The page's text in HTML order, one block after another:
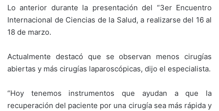
Lo anterior durante la presentación del “3er Encuentro
Internacional de Ciencias de la Salud, a realizarse del 16 al
18 de marzo.
Actualmente destacó que se observan menos cirugías
abiertas y más cirugías laparoscópicas, dijo el especialista.
“Hoy tenemos instrumentos que ayudan a que la
recuperación del paciente por una cirugía sea más rápida y